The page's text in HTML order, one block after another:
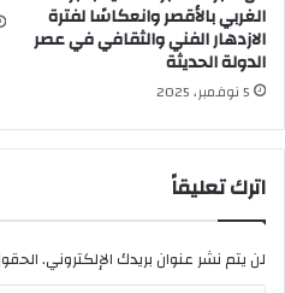
الغربي بالأقصر وانعكاسًا لفترة
الازدهار الفني والثقافي في عصر
الدولة الحديثة
5 نوفمبر، 2025
اترك تعليقاً
لن يتم نشر عنوان بريدك الإلكتروني.